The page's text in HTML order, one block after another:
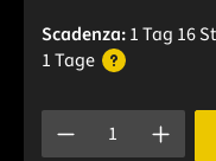
Scadenza:1 Tag 16
1 Tage
Quantità del